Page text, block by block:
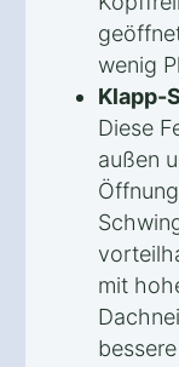
wenig
Klapp-
Diese
außen
mit